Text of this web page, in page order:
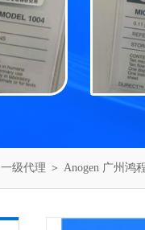
一级代理 ＞ Anogen 广州鸿